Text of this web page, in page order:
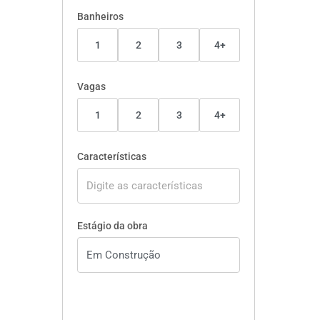
Banheiros
1 2 3 4+
Vagas
1 2 3 4+
Características
Estágio da obra